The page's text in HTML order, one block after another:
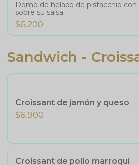
Domo de helado de pistacchio
sobre su salsa.
$6.200
Sandwich -
Croissant de jamón y queso
$6.900
Croissant de pollo marroquí